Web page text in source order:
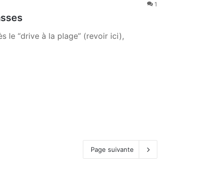
1
le “drive à la plage” (revoir ici),
Page suivante